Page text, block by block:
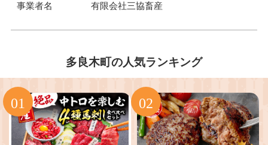
事業者名 有限会社三協畜産
多良木町の人気ランキング